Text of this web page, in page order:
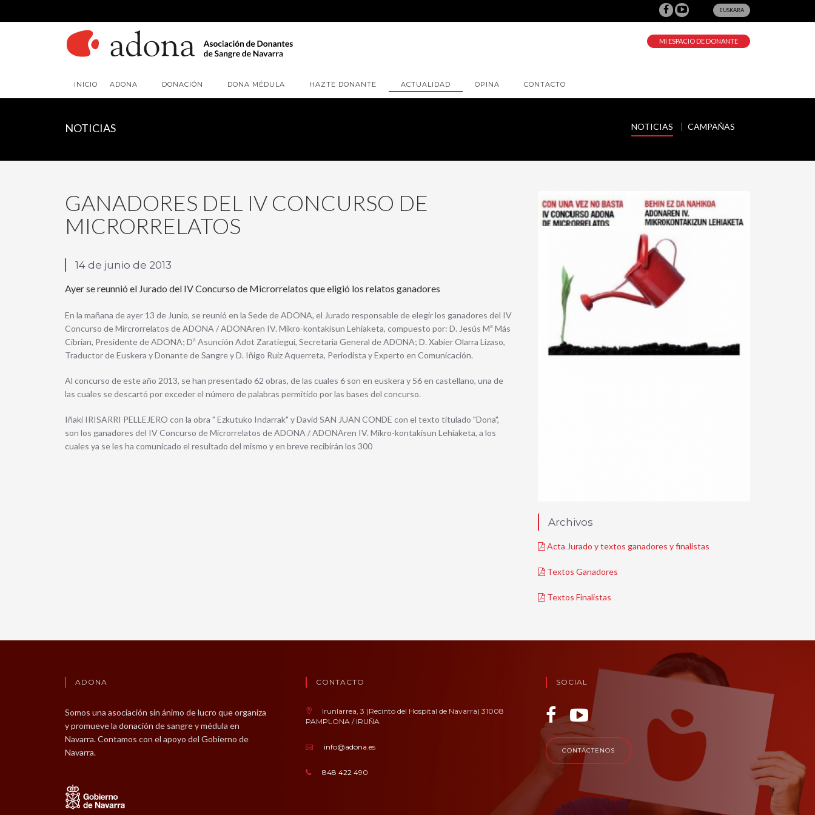
EUSKARA
MI ESPACIO DE DONANTE
INICIO ADONA DONACIÓN DONA MÉDULA HAZTE DONANTE ACTUALIDAD OPINA CONTACTO
NOTICIAS NOTICIAS CAMPAÑAS
Archivos
Acta Jurado y textos ganadores y finalistas
Textos Ganadores
Textos Finalistas
GANADORES DEL IV CONCURSO DE
MICRORRELATOS
14 de junio de 2013
Ayer se reunnió el Jurado del IV Concurso de Microrrelatos que eligió los relatos ganadores
En la mañana de ayer 13 de Junio, se reunió en la Sede de ADONA, el Jurado responsable de elegir los ganadores del IV
Concurso de Mircrorrelatos de ADONA / ADONAren IV. Mikro-kontakisun Lehiaketa, compuesto por: D. Jesús Mª Más
Cibrian, Presidente de ADONA; Dª Asunción Adot Zaratiegui, Secretaria General de ADONA; D. Xabier Olarra Lizaso,
Traductor de Euskera y Donante de Sangre y D. Iñigo Ruiz Aquerreta, Periodista y Experto en Comunicación.
Al concurso de este año 2013, se han presentado 62 obras, de las cuales 6 son en euskera y 56 en castellano, una de
las cuales se descartó por exceder el número de palabras permitido por las bases del concurso.
Iñaki IRISARRI PELLEJERO con la obra " Ezkutuko Indarrak" y David SAN JUAN CONDE con el texto titulado "Dona",
son los ganadores del IV Concurso de Microrrelatos de ADONA / ADONAren IV. Mikro-kontakisun Lehiaketa, a los
cuales ya se les ha comunicado el resultado del mismo y en breve recibirán los 300
ADONA
Somos una asociación sin ánimo de lucro que organiza
y promueve la donación de sangre y médula en
Navarra. Contamos con el apoyo del Gobierno de
Navarra.
CONTACTO
Irunlarrea, 3 (Recinto del Hospital de Navarra) 31008
PAMPLONA / IRUÑA
info@adona.es
848 422 490
SOCIAL
CONTÁCTENOS